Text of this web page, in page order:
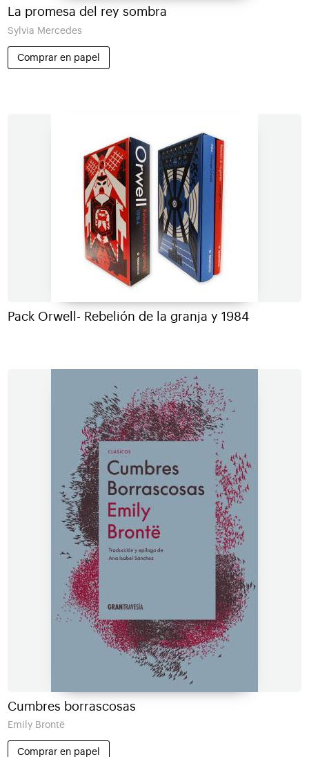
La promesa del rey sombra
Sylvia Mercedes
Comprar en papel
Pack Orwell- Rebelión de la granja y 1984
Cumbres borrascosas
Emily Brontë
Comprar en papel